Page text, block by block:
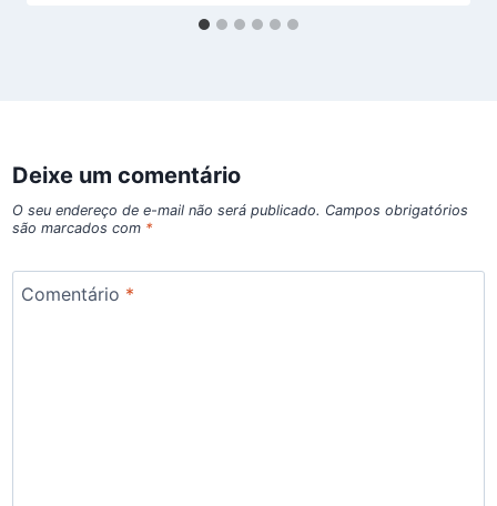
Deixe um comentário
O seu endereço de e-mail não será publicado. Campos obrigatórios
são marcados com *
Comentário *